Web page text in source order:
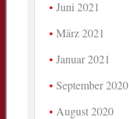
Juni 2021
März 2021
Januar 2021
September 2020
August 2020